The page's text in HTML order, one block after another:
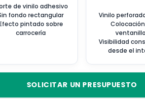
de vinilo adhesivo
fondo rectangular
pintado sobre
carrocería
Vinilo
Visibilidad
desde el
SOLICITAR UN PRESUPUESTO